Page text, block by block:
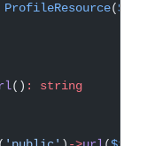
(
() :
string